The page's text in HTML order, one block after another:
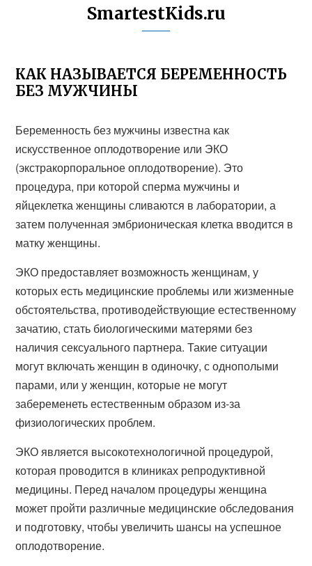
SmartestKids.ru
КАК НАЗЫВАЕТСЯ БЕРЕМЕННОСТЬ
БЕЗ МУЖЧИНЫ
Беременность без мужчины известна как
искусственное оплодотворение или ЭКО
(экстракорпоральное оплодотворение). Это
процедура, при которой сперма мужчины и
яйцеклетка женщины сливаются в лаборатории, а
затем полученная эмбрионическая клетка вводится в
матку женщины.
ЭКО предоставляет возможность женщинам, у
которых есть медицинские проблемы или жизменные
обстоятельства, противодействующие естественному
зачатию, стать биологическими матерями без
наличия сексуального партнера. Такие ситуации
могут включать женщин в одиночку, с однополыми
парами, или у женщин, которые не могут
забеременеть естественным образом из-за
физиологических проблем.
ЭКО является высокотехнологичной процедурой,
которая проводится в клиниках репродуктивной
медицины. Перед началом процедуры женщина
может пройти различные медицинские обследования
и подготовку, чтобы увеличить шансы на успешное
оплодотворение.